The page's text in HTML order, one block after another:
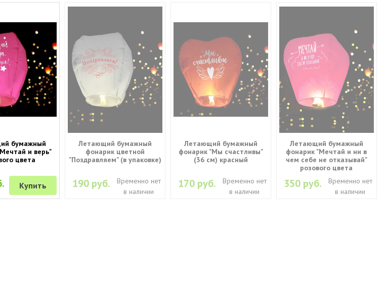
бумажный
и верь"
цвета
Купить
Летающий бумажный
фонарик цветной
"Поздравляем" (в упаковке)
190 руб.
Временно нет
в наличии
Летающий бумажный
фонарик "Мы счастливы"
(36 см) красный
170 руб.
Временно нет
в наличии
Летающий бумажный
фонарик "Мечтай и ни в
чем себе не отказывай"
розового цвета
350 руб.
Временно нет
в наличии